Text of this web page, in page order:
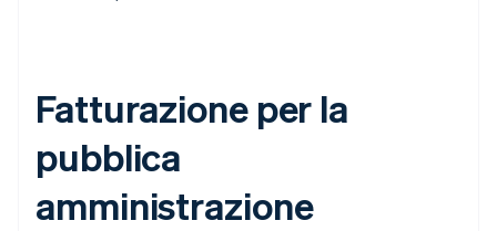
Fatturazione per la
pubblica
amministrazione